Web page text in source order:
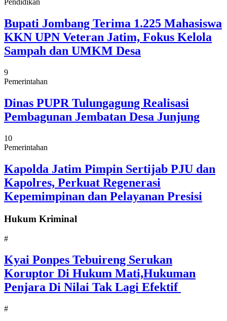
Pendidikan
Bupati Jombang Terima 1.225 Mahasiswa
KKN UPN Veteran Jatim, Fokus Kelola
Sampah dan UMKM Desa
9
Pemerintahan
Dinas PUPR Tulungagung Realisasi
Pembagunan Jembatan Desa Junjung
10
Pemerintahan
Kapolda Jatim Pimpin Sertijab PJU dan
Kapolres, Perkuat Regenerasi
Kepemimpinan dan Pelayanan Presisi
Hukum Kriminal
#
Kyai Ponpes Tebuireng Serukan
Koruptor Di Hukum Mati,Hukuman
Penjara Di Nilai Tak Lagi Efektif
#